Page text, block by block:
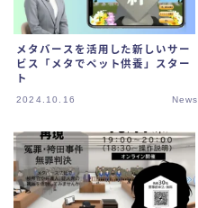
メタバースを活用した新しいサー
ビス「メタでペット供養」スター
ト
2024.10.16 News